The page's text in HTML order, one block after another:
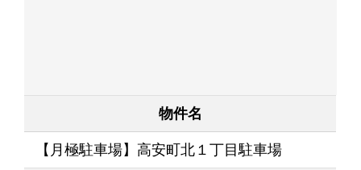
物件名
【月極駐車場】高安町北１丁目駐車場